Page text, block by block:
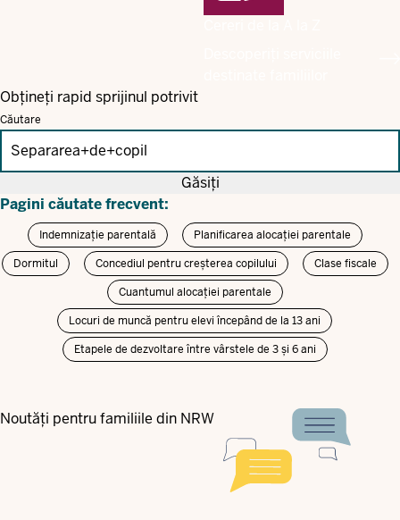
Obțineți rapid sprijinul potrivit
Căutare
Găsiți
Pagini căutate frecvent:
Indemnizație parentală
Planificarea alocației parentale
Dormitul
Concediul pentru creșterea copilului
Clase fiscale
Cuantumul alocației parentale
Locuri de muncă pentru elevi începând de la 13 ani
Etapele de dezvoltare între vârstele de 3 și 6 ani
Noutăți pentru familiile din NRW